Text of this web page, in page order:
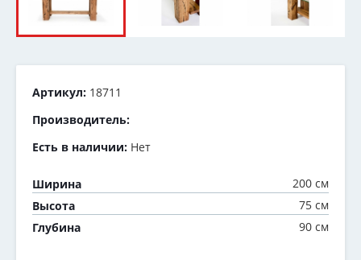
Артикул: 18711
Производитель:
Есть в наличии: Нет
Ширина
200 см
Высота
75 см
Глубина
90 см